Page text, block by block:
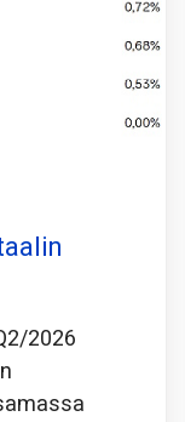
2026